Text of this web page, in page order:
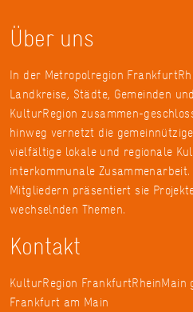
Über uns
In der Metropolregion
Landkreise, Städte, Gemeinden
KulturRegion zusammen-
hinweg vernetzt die
vielfältige lokale und regionale
interkommunale
Mitgliedern präsentiert sie
wechselnden Themen.
Kontakt
KulturRegion FrankfurtRheinMain
Frankfurt am Main